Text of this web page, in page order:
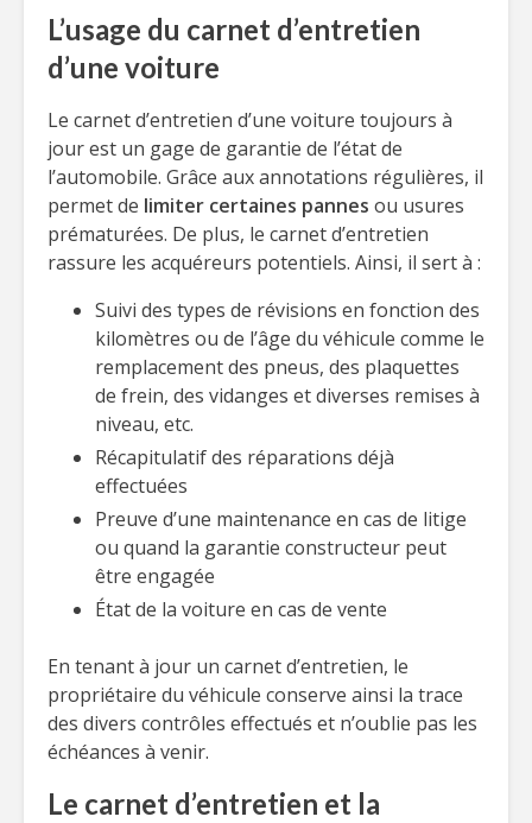
L’usage du carnet d’entretien
d’une voiture
Le carnet d’entretien d’une voiture toujours à
jour est un gage de garantie de l’état de
l’automobile. Grâce aux annotations régulières, il
permet de limiter certaines pannes ou usures
prématurées. De plus, le carnet d’entretien
rassure les acquéreurs potentiels. Ainsi, il sert à :
Suivi des types de révisions en fonction des
kilomètres ou de l’âge du véhicule comme le
remplacement des pneus, des plaquettes
de frein, des vidanges et diverses remises à
niveau, etc.
Récapitulatif des réparations déjà
effectuées
Preuve d’une maintenance en cas de litige
ou quand la garantie constructeur peut
être engagée
État de la voiture en cas de vente
En tenant à jour un carnet d’entretien, le
propriétaire du véhicule conserve ainsi la trace
des divers contrôles effectués et n’oublie pas les
échéances à venir.
Le carnet d’entretien et la